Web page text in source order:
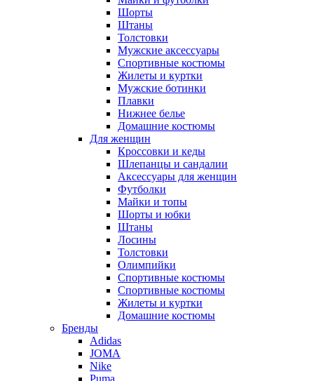
Шорты
Штаны
Толстовки
Мужские аксессуары
Спортивные костюмы
Жилеты и куртки
Мужские ботинки
Плавки
Нижнее белье
Домашние костюмы
Для женщин
Кроссовки и кеды
Шлепанцы и сандалии
Аксессуары для женщин
Футболки
Майки и топы
Шорты и юбки
Штаны
Лосины
Толстовки
Олимпийки
Спортивные костюмы
Спортивные костюмы
Жилеты и куртки
Домашние костюмы
Бренды
Adidas
JOMA
Nike
Puma